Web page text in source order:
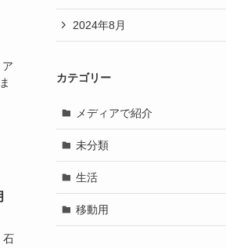
石
2024年8月
カテゴリー
メディアで紹介
未分類
生活
移動用